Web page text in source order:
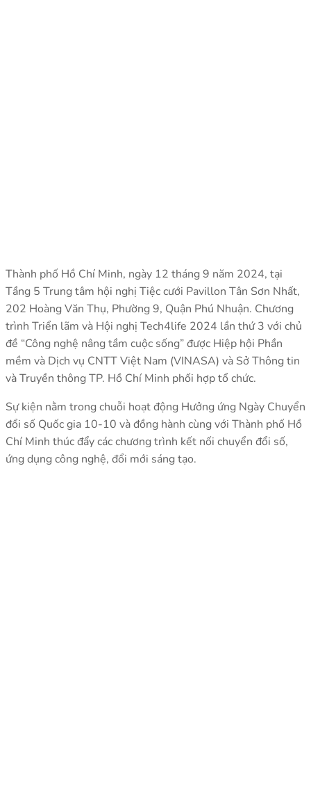
Thành phố Hồ Chí Minh, ngày 12 tháng 9 năm 2024, tại
Tầng 5 Trung tâm hội nghị Tiệc cưới Pavillon Tân Sơn Nhất,
202 Hoàng Văn Thụ, Phường 9, Quận Phú Nhuận. Chương
trình Triển lãm và Hội nghị Tech4life 2024 lần thứ 3 với chủ
đề “Công nghệ nâng tầm cuộc sống” được Hiệp hội Phần
mềm và Dịch vụ CNTT Việt Nam (VINASA) và Sở Thông tin
và Truyền thông TP. Hồ Chí Minh phối hợp tổ chức.
Sự kiện nằm trong chuỗi hoạt động Hưởng ứng Ngày Chuyển
đổi số Quốc gia 10-10 và đồng hành cùng với Thành phố Hồ
Chí Minh thúc đẩy các chương trình kết nối chuyển đổi số,
ứng dụng công nghệ, đổi mới sáng tạo.